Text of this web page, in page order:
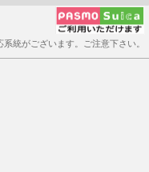
統がございます。ご注意下さい。